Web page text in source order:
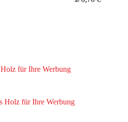
für Ihre Werbung